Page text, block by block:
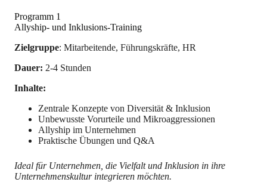
Programm 1
Allyship- und Inklusions-Training
Zielgruppe: Mitarbeitende, Führungskräfte, HR
Dauer: 2-4 Stunden
Inhalte:
Zentrale Konzepte von Diversität & Inklusion
Unbewusste Vorurteile und Mikroaggressionen
Allyship im Unternehmen
Praktische Übungen und Q&A
Ideal für Unternehmen, die Vielfalt und Inklusion in ihre
Unternehmenskultur integrieren möchten.